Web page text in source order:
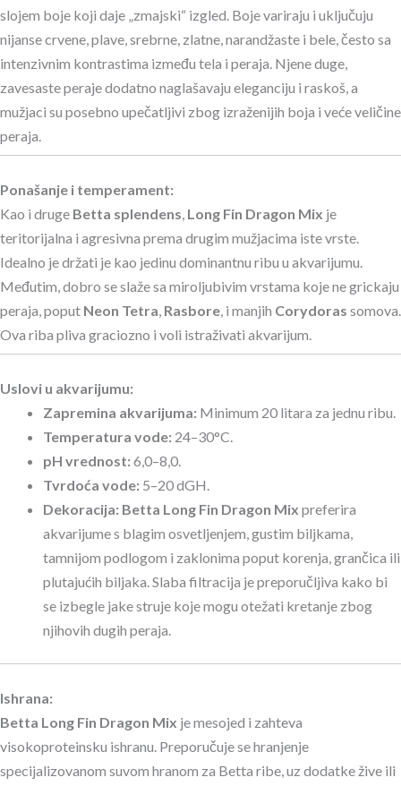
slojem boje koji daje „zmajski“ izgled. Boje variraju i uključuju
nijanse crvene, plave, srebrne, zlatne, narandžaste i bele, često sa
intenzivnim kontrastima između tela i peraja. Njene duge,
zavesaste peraje dodatno naglašavaju eleganciju i raskoš, a
mužjaci su posebno upečatljivi zbog izraženijih boja i veće veličine
peraja.
Ponašanje i temperament:
Kao i druge Betta splendens, Long Fin Dragon Mix je
teritorijalna i agresivna prema drugim mužjacima iste vrste.
Idealno je držati je kao jedinu dominantnu ribu u akvarijumu.
Međutim, dobro se slaže sa miroljubivim vrstama koje ne grickaju
peraja, poput Neon Tetra, Rasbore, i manjih Corydoras somova.
Ova riba pliva graciozno i voli istraživati akvarijum.
Uslovi u akvarijumu:
Zapremina akvarijuma: Minimum 20 litara za jednu ribu.
Temperatura vode: 24–30°C.
pH vrednost: 6,0–8,0.
Tvrdoća vode: 5–20 dGH.
Dekoracija: Betta Long Fin Dragon Mix preferira
akvarijume s blagim osvetljenjem, gustim biljkama,
tamnijom podlogom i zaklonima poput korenja, grančica ili
plutajućih biljaka. Slaba filtracija je preporučljiva kako bi
se izbegle jake struje koje mogu otežati kretanje zbog
njihovih dugih peraja.
Ishrana:
Betta Long Fin Dragon Mix je mesojed i zahteva
visokoproteinsku ishranu. Preporučuje se hranjenje
specijalizovanom suvom hranom za Betta ribe, uz dodatke žive ili